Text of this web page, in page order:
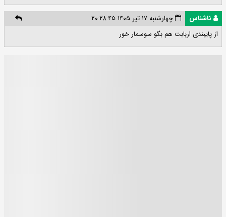
ناشناس
چهارشنبه ۱۷ تیر ۱۴۰۵ ۲۰:۲۸:۴۵
از پایبندی اربابت هم بگو سوسمار خور